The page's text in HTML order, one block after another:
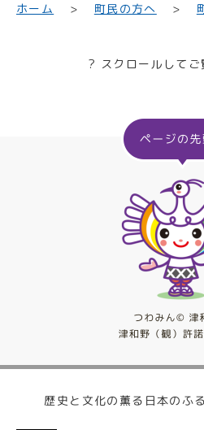
ホーム 町民の方へ
? スクロールして
歴史と文化の薫る日本のふ